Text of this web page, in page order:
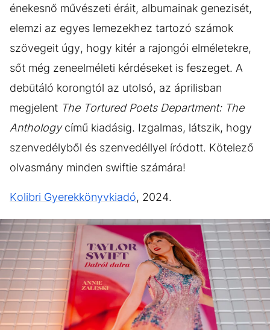
énekesnő művészeti éráit, albumainak genezisét,
elemzi az egyes lemezekhez tartozó számok
szövegeit úgy, hogy kitér a rajongói elméletekre,
sőt még zeneelméleti kérdéseket is feszeget. A
debütáló korongtól az utolsó, az áprilisban
megjelent The Tortured Poets Department: The
Anthologycímű kiadásig. Izgalmas, látszik, hogy
szenvedélyből és szenvedéllyel íródott. Kötelező
olvasmány minden swiftie számára!
Kolibri Gyerekkönyvkiadó, 2024.